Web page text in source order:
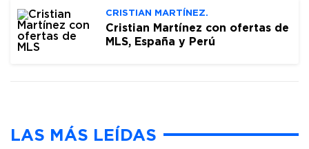
CRISTIAN MARTÍNEZ.
Cristian Martínez con ofertas de
MLS, España y Perú
LAS MÁS LEÍDAS